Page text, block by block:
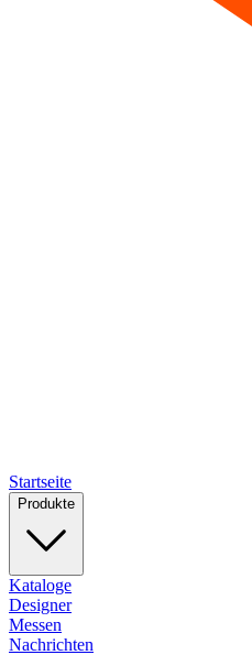
Startseite
Produkte
Kataloge
Designer
Messen
Nachrichten